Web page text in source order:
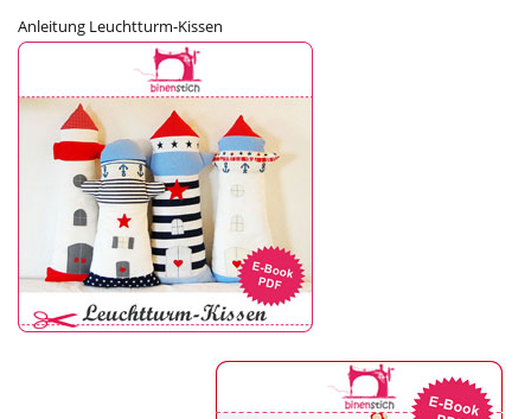
Anleitung Leuchtturm-Kissen